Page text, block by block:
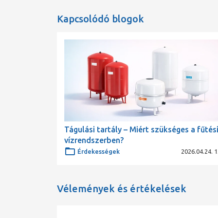
Kapcsolódó blogok
Tágulási tartály – Miért szükséges a
vízrendszerben?
Érdekességek 2026.04.24.
Vélemények és értékelések